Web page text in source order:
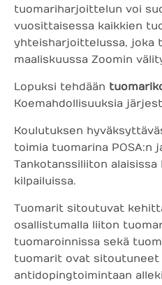
tuomariharjoittelun voi
vuosittaisessa kaikkien
yhteisharjoittelussa, joka
maaliskuussa Zoomin
Lopuksi tehdään
Koemahdollisuuksia
Koulutuksen
toimia tuomarina POSA:n
Tankotanssiliiton alaisissa
kilpailuissa.
Tuomarit sitoutuvat
osallistumalla liiton
tuomaroinnissa sekä
tuomarit ovat sitoutuneet
antidopingtoimintaan